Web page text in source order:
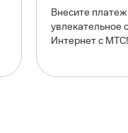
Внесите
увлекательное
Интернет с